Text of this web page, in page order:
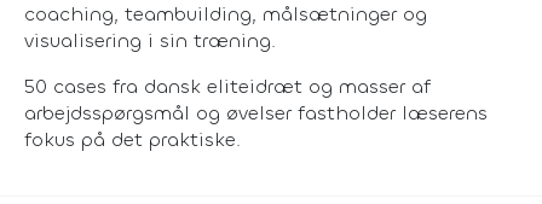
coaching, teambuilding, målsætninger og
visualisering i sin træning.
50 cases fra dansk eliteidræt og masser af
arbejdsspørgsmål og øvelser fastholder læserens
fokus på det praktiske.